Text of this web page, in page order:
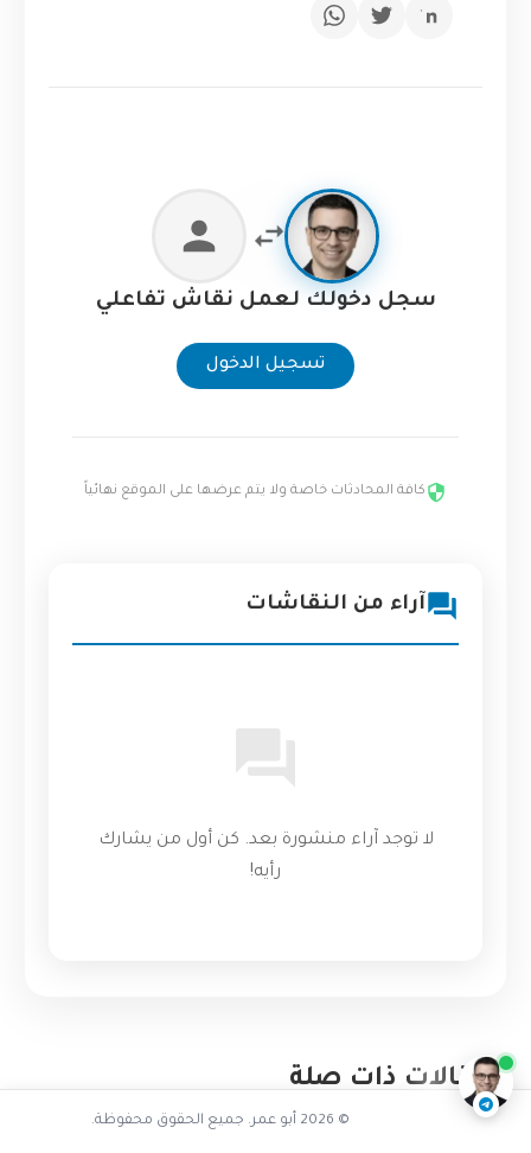
سجل دخولك لعمل نقاش تفاعلي
تسجيل الدخول
كافة المحادثات خاصة ولا يتم عرضها على الموقع نهائياً
آراء من النقاشات
لا توجد آراء منشورة بعد. كن أول من يشارك
رأيه!
مقالات ذات صلة
© 2026 أبو عمر. جميع الحقوق محفوظة.